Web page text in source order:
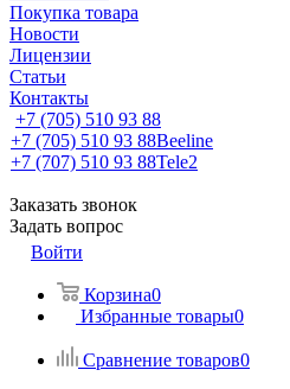
Покупка товара
Новости
Лицензии
Статьи
Контакты
+7 (705) 510 93 88
+7 (705) 510 93 88Beeline
+7 (707) 510 93 88Tele2
Заказать звонок
Задать вопрос
Войти
Корзина0
Избранные товары0
Сравнение товаров0